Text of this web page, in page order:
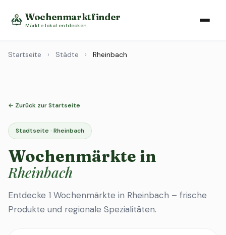
Wochenmarktfinder
Märkte lokal entdecken
Startseite › Städte › Rheinbach
← Zurück zur Startseite
Stadtseite · Rheinbach
Wochenmärkte in
Rheinbach
Entdecke 1 Wochenmärkte in Rheinbach – frische
Produkte und regionale Spezialitäten.